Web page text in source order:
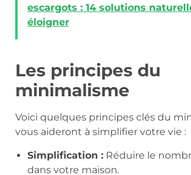
escargots : 14 solutions
éloigner
Les principes du
minimalisme
Voici quelques principes clés du
vous aideront à simplifier votre vie :
Simplification : Réduire le
dans votre maison.